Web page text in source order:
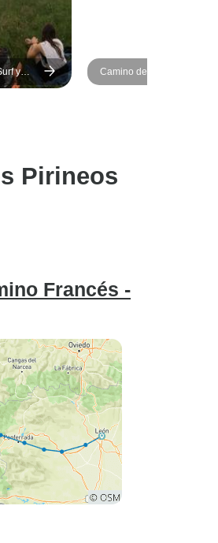
y
Camino de Santiago (Ruta
Francesa) *TREK* guiado
Pirineos
Francés -